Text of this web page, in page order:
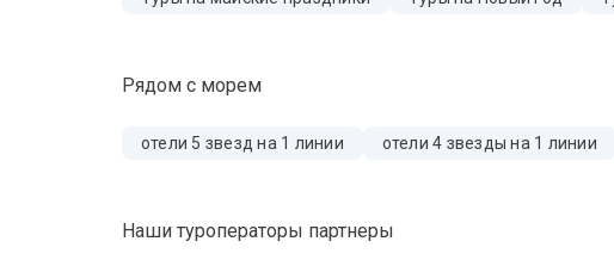
Рядом с морем
отели 5 звезд на 1 линии отели 4 звезды на 1 линии
Наши туроператоры партнеры